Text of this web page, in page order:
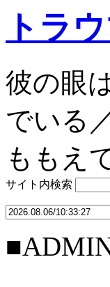
トラ
彼の眼
でいる
ももえ
サイト内検索